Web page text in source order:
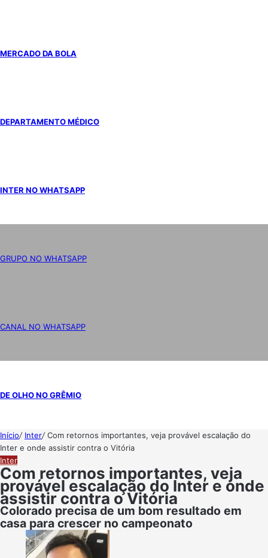
MERCADO DA BOLA
DEPARTAMENTO MÉDICO
INTER NO WHATSAPP
GRUPO NO WHATSAPP
CANAL NO WHATSAPP
DE OLHO NO GRÊMIO
Início/ Inter/Com retornos importantes, veja provável escalação do
Inter e onde assistir contra o Vitória
Inter
Com retornos importantes, veja
provável escalação do Inter e onde
assistir contra o Vitória
Colorado precisa de um bom resultado em
casa para crescer no campeonato